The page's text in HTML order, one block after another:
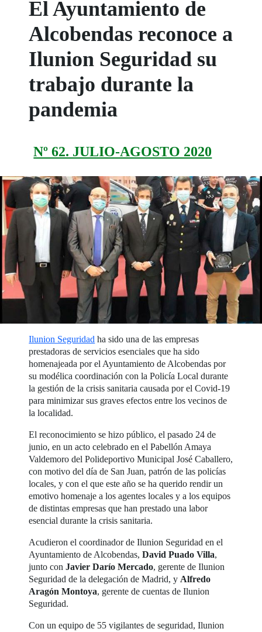
El Ayuntamiento de
Alcobendas reconoce a
Ilunion Seguridad su
trabajo durante la
pandemia
Nº 62. JULIO-AGOSTO 2020
Ilunion Seguridad ha sido una de las empresas
prestadoras de servicios esenciales que ha sido
homenajeada por el Ayuntamiento de Alcobendas por
su modélica coordinación con la Policía Local durante
la gestión de la crisis sanitaria causada por el Covid-19
para minimizar sus graves efectos entre los vecinos de
la localidad.
El reconocimiento se hizo público, el pasado 24 de
junio, en un acto celebrado en el Pabellón Amaya
Valdemoro del Polideportivo Municipal José Caballero,
con motivo del día de San Juan, patrón de las policías
locales, y con el que este año se ha querido rendir un
emotivo homenaje a los agentes locales y a los equipos
de distintas empresas que han prestado una labor
esencial durante la crisis sanitaria.
Acudieron el coordinador de Ilunion Seguridad en el
Ayuntamiento de Alcobendas,David Puado Villa,
junto con Javier Darío Mercado, gerente de Ilunion
Seguridad de la delegación de Madrid, y Alfredo
Aragón Montoya, gerente de cuentas de Ilunion
Seguridad.
Con un equipo de 55 vigilantes de seguridad, Ilunion